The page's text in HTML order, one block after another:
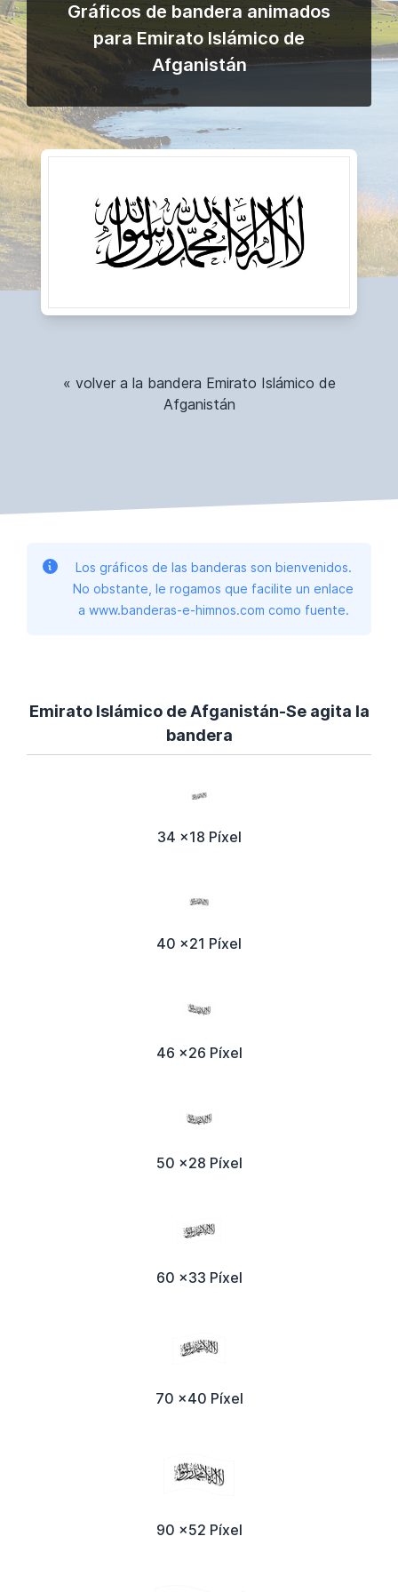
Gráficos de bandera animados
para Emirato Islámico de
Afganistán
« volver a la bandera Emirato Islámico de
Afganistán
Los gráficos de las banderas son bienvenidos.
No obstante, le rogamos que facilite un enlace
a www.banderas-e-himnos.com como fuente.
Emirato Islámico de Afganistán-Se agita la
bandera
34 x18 Píxel
40 x21 Píxel
46 x26 Píxel
50 x28 Píxel
60 x33 Píxel
70 x40 Píxel
90 x52 Píxel